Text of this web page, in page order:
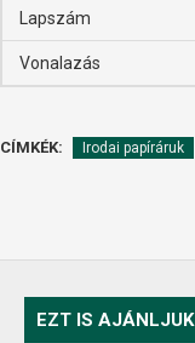
Lapszám
Vonalazás
CÍMKÉK: Irodai papíráruk
EZT IS AJÁNLJUK